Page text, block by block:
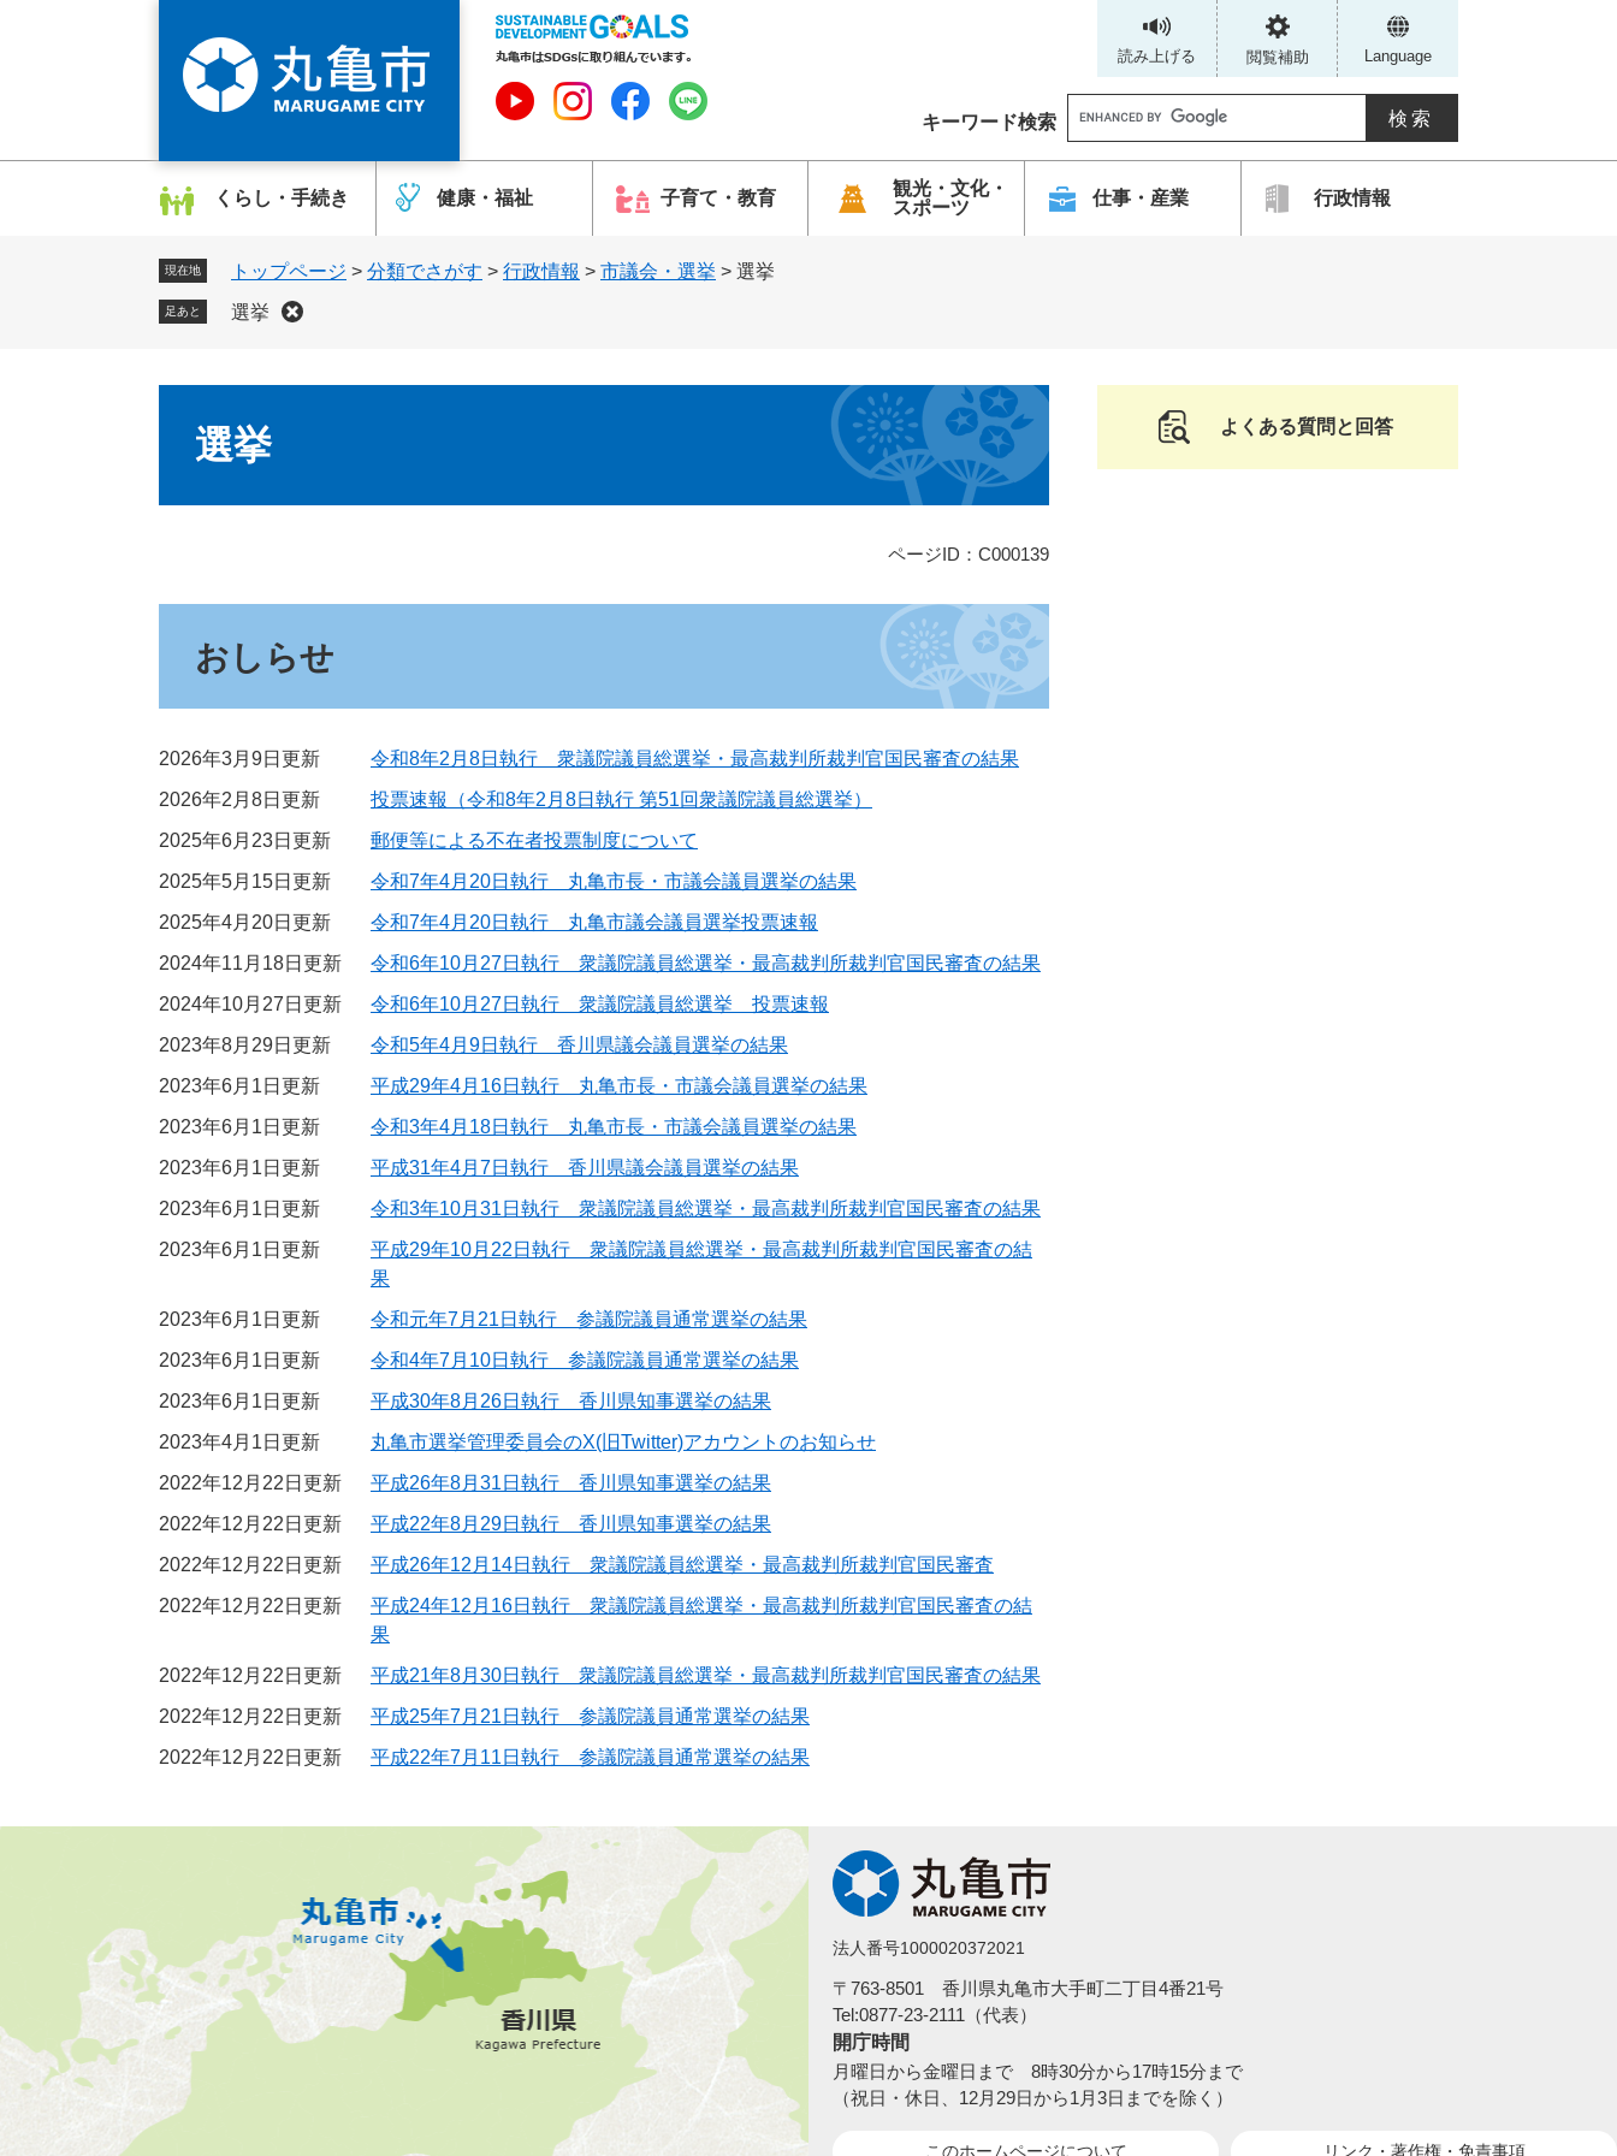
頭
飛
読み上げる 閲覧補助 Language
キーワード検索
G
o
g
l
くらし・手続き 健康・福祉 子育て・教育
観光・文化・
スポーツ
仕事・産業 行政情報
現在地 トップページ > 分類でさがす > 行政情報 > 市議会・選挙 > 選挙
足あと 選挙
選挙
ページID：C000139
おしらせ
2026年3月9日更新
令和8年2月8日執行 衆議院議員総選挙・最高裁判所裁判官国民審査の結果
2026年2月8日更新
投票速報（令和8年2月8日執行 第51回衆議院議員総選挙）
2025年6月23日更新
郵便等による不在者投票制度について
2025年5月15日更新
令和7年4月20日執行 丸亀市長・市議会議員選挙の結果
2025年4月20日更新
令和7年4月20日執行 丸亀市議会議員選挙投票速報
2024年11月18日更新
令和6年10月27日執行 衆議院議員総選挙・最高裁判所裁判官国民審査の結果
2024年10月27日更新
令和6年10月27日執行 衆議院議員総選挙 投票速報
2023年8月29日更新
令和5年4月9日執行 香川県議会議員選挙の結果
2023年6月1日更新
平成29年4月16日執行 丸亀市長・市議会議員選挙の結果
2023年6月1日更新
令和3年4月18日執行 丸亀市長・市議会議員選挙の結果
2023年6月1日更新
平成31年4月7日執行 香川県議会議員選挙の結果
2023年6月1日更新
令和3年10月31日執行 衆議院議員総選挙・最高裁判所裁判官国民審査の結果
2023年6月1日更新
平成29年10月22日執行 衆議院議員総選挙・最高裁判所裁判官国民審査の結
果
2023年6月1日更新
令和元年7月21日執行 参議院議員通常選挙の結果
2023年6月1日更新
令和4年7月10日執行 参議院議員通常選挙の結果
2023年6月1日更新
平成30年8月26日執行 香川県知事選挙の結果
2023年4月1日更新
丸亀市選挙管理委員会のX(旧Twitter)アカウントのお知らせ
2022年12月22日更新
平成26年8月31日執行 香川県知事選挙の結果
2022年12月22日更新
平成22年8月29日執行 香川県知事選挙の結果
2022年12月22日更新
平成26年12月14日執行 衆議院議員総選挙・最高裁判所裁判官国民審査
2022年12月22日更新
平成24年12月16日執行 衆議院議員総選挙・最高裁判所裁判官国民審査の結
果
2022年12月22日更新
平成21年8月30日執行 衆議院議員総選挙・最高裁判所裁判官国民審査の結果
2022年12月22日更新
平成25年7月21日執行 参議院議員通常選挙の結果
2022年12月22日更新
平成22年7月11日執行 参議院議員通常選挙の結果
よくある質問と回答
法人番号1000020372021
〒763-8501 香川県丸亀市大手町二丁目4番21号
Tel:0877-23-2111（代表）
開庁時間
月曜日から金曜日まで 8時30分から17時15分まで
（祝日・休日、12月29日から1月3日までを除く）
このホームページについて リンク・著作権・ 免責事項